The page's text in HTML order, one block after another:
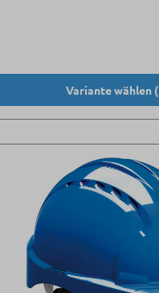
Variante wählen (